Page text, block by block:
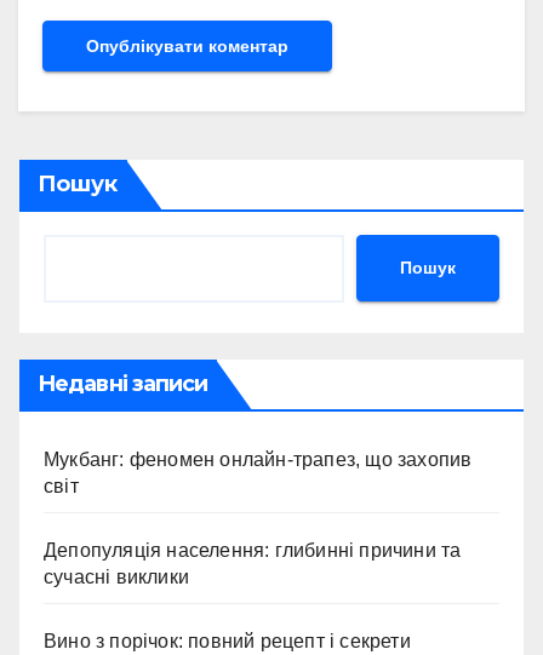
Пошук
Пошук
Недавні записи
Мукбанг: феномен онлайн-трапез, що захопив
світ
Депопуляція населення: глибинні причини та
сучасні виклики
Вино з порічок: повний рецепт і секрети